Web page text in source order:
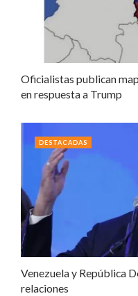
Oficialistas publican
en respuesta a Trump
Venezuela y República
relaciones
DESTACADAS